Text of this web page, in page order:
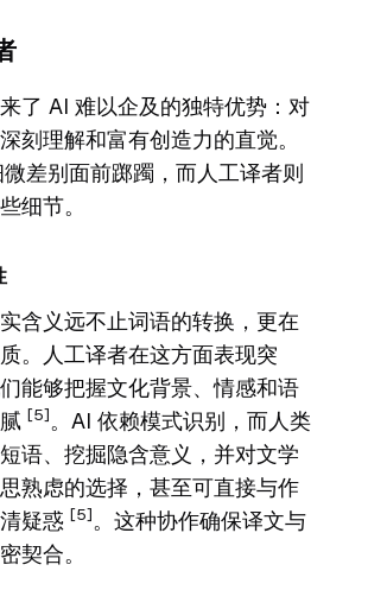
了 AI 难以企及的独特优势：对
刻理解和富有创造力的直觉。
差别面前踯躅，而人工译者则
细节。
含义远不止词语的转换，更在
。人工译者在这方面表现突
能够把握文化背景、情感和语
[5] 。AI 依赖模式识别，而人类
语、挖掘隐含意义，并对文学
熟虑的选择，甚至可直接与作
疑惑 [5] 。这种协作确保译文与
契合。